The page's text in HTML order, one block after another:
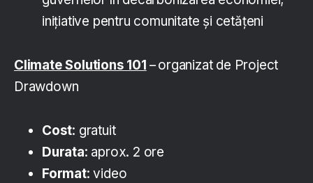
inițiative pentru comunitate și cetățeni
Climate Solutions 101 –organizat de Project
Drawdown
Cost: gratuit
Durata: aprox. 2 ore
Format: video